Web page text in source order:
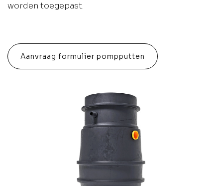
worden toegepast.
Aanvraag formulier pompputten